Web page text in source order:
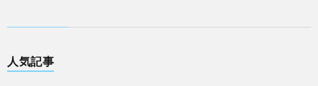
人気記事